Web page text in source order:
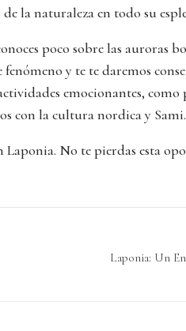
la naturaleza en todo su
poco sobre las auroras
y te te daremos
emocionantes, como
con la cultura nordica y Sami.
Laponia. No te pierdas esta
Laponia: Un